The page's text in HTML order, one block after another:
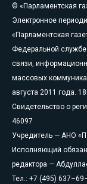
© «Парламентская
Электронное
«Парламентская
Федеральной
связи,
массовых
августа 2011 года.
Свидетельство о
46097
Учредитель — АНО
Исполняющий
редактора —
Тел.: +7 (495)